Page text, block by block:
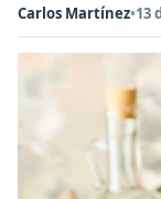
Carlos Martínez•13